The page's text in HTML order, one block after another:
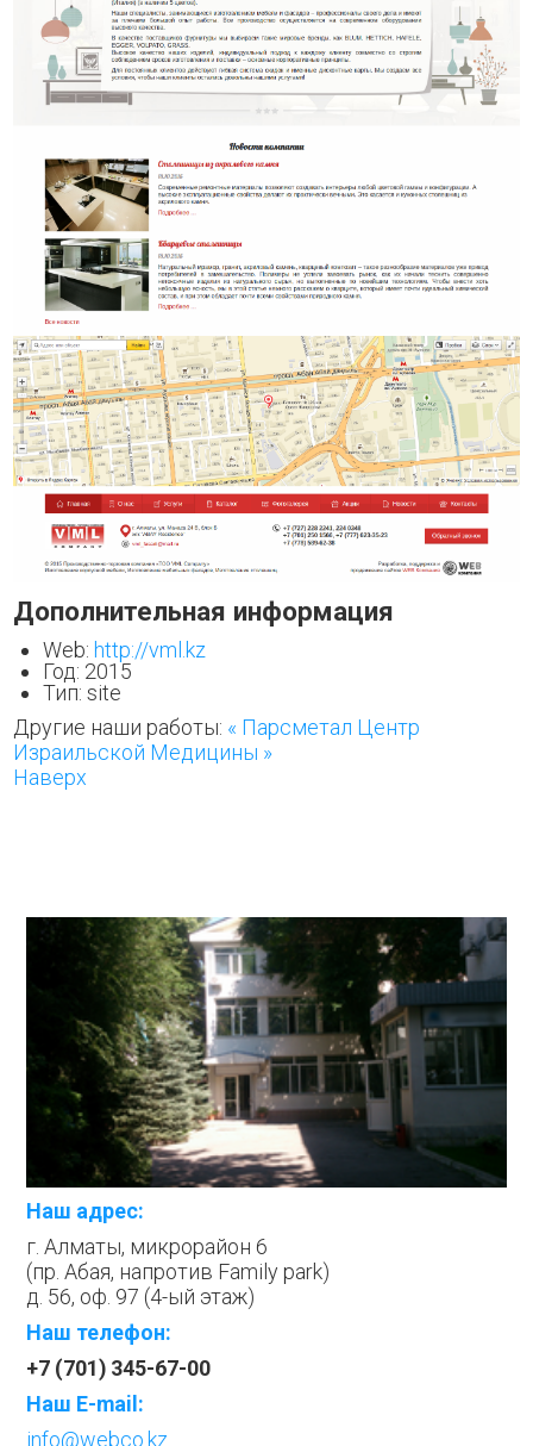
Дополнительная информация
Web: http://vml.kz
Год: 2015
Тип: site
Другие наши работы: « Парсметал Центр
Израильской Медицины »
Наверх
Наш адрес:
г. Алматы, микрорайон 6
(пр. Абая, напротив Family park)
д. 56, оф. 97 (4-ый этаж)
Наш телефон:
+7 (701) 345-67-00
Наш E-mail:
info@webco.kz